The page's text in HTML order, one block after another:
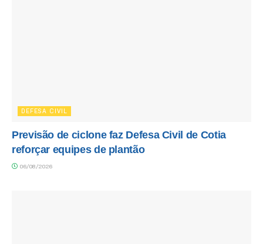
DEFESA CIVIL
Previsão de ciclone faz Defesa Civil de Cotia
reforçar equipes de plantão
06/08/2026